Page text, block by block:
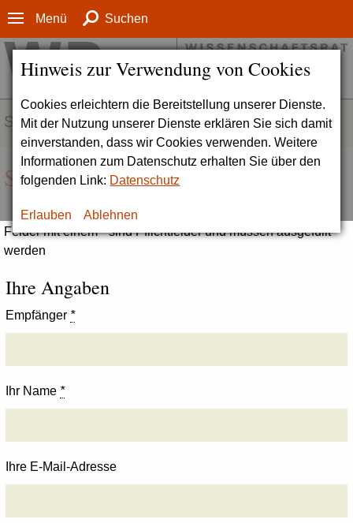
Hinweis zur Verwendung von Cookies
Cookies erleichtern die Bereitstellung unserer Dienste.
Mit der Nutzung unserer Dienste erklären Sie sich damit
einverstanden, dass wir Cookies verwenden. Weitere
Informationen zum Datenschutz erhalten Sie über den
folgenden Link: Datenschutz
Erlauben Ablehnen
Menü Suchen
SERVICE
Seite empfehlen
Felder mit einem * sind Pflichtfelder und müssen ausgefüllt
werden
Ihre Angaben
Empfänger *
Ihr Name *
Ihre E-Mail-Adresse